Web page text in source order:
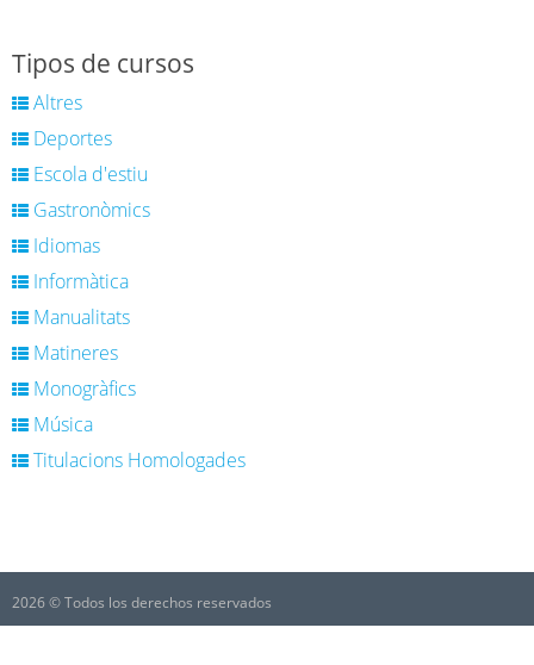
Tipos de cursos
Altres
Deportes
Escola d'estiu
Gastronòmics
Idiomas
Informàtica
Manualitats
Matineres
Monogràfics
Música
Titulacions Homologades
2026 © Todos los derechos reservados